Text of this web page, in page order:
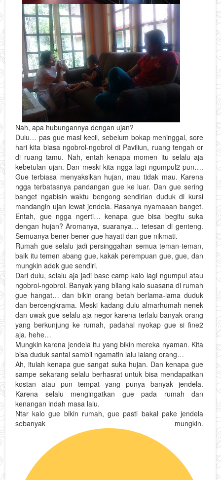
Nah, apa hubungannya dengan ujan?
Dulu… pas gue masi kecil, sebelum bokap meninggal, sore
hari kita biasa ngobrol-ngobrol di Paviliun, ruang tengah or
di ruang tamu. Nah, entah kenapa momen itu selalu aja
kebetulan ujan. Dan meski kita ngga lagi ngumpul2 pun….
Gue terbiasa menyaksikan hujan, mau tidak mau. Karena
ngga terbatasnya pandangan gue ke luar. Dan gue sering
banget ngabisin waktu bengong sendirian duduk di kursi
mandangin ujan lewat jendela. Rasanya nyamaaan banget.
Entah, gue ngga ngerti… kenapa gue bisa begitu suka
dengan hujan? Aromanya, suaranya… tetesan di genteng.
Semuanya bener-bener gue hayati dan gue nikmati.
Rumah gue selalu jadi persinggahan semua teman-teman,
baik itu temen abang gue, kakak perempuan gue, gue, dan
mungkin adek gue sendiri.
Dari dulu, selalu aja jadi base camp kalo lagi ngumpul atau
ngobrol-ngobrol. Banyak yang bilang kalo suasana di rumah
gue hangat… dan bikin orang betah berlama-lama duduk
dan bercengkrama. Meski kadang dulu almarhumah nenek
dan uwak gue selalu aja negor karena terlalu banyak orang
yang berkunjung ke rumah, padahal nyokap gue si fine2
aja. hehe…
Mungkin karena jendela itu yang bikin mereka nyaman. Kita
bisa duduk santai sambil ngamatin lalu lalang orang…
Ah, itulah kenapa gue sangat suka hujan. Dan kenapa gue
sampe sekarang selalu berhasrat untuk bisa mendapatkan
kostan atau pun tempat yang punya banyak jendela.
Karena selalu mengingatkan gue pada rumah dan
kenangan indah masa lalu.
Ntar kalo gue bikin rumah, gue pasti bakal pake jendela
sebanyak mungkin.